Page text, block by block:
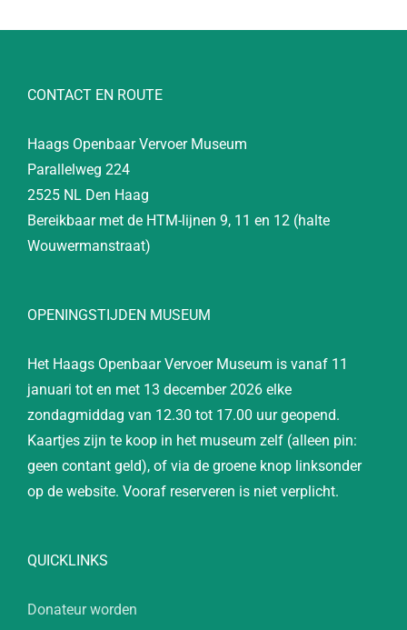
CONTACT EN ROUTE
Haags Openbaar Vervoer Museum
Parallelweg 224
2525 NL Den Haag
Bereikbaar met de HTM-lijnen 9, 11 en 12 (halte
Wouwermanstraat)
OPENINGSTIJDEN MUSEUM
Het Haags Openbaar Vervoer Museum is vanaf 11
januari tot en met 13 december 2026 elke
zondagmiddag van 12.30 tot 17.00 uur geopend.
Kaartjes zijn te koop in het museum zelf (alleen pin:
geen contant geld), of via de groene knop linksonder
op de website. Vooraf reserveren is niet verplicht.
QUICKLINKS
Donateur worden